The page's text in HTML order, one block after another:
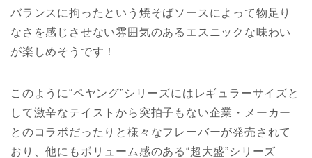
バランスに拘ったという焼そばソースによって物足り
なさを感じさせない雰囲気のあるエスニックな味わい
が楽しめそうです！
このように“ペヤング”シリーズにはレギュラーサイズと
して激辛なテイストから突拍子もない企業・メーカー
とのコラボだったりと様々なフレーバーが発売されて
おり、他にもボリューム感のある“超大盛”シリーズ